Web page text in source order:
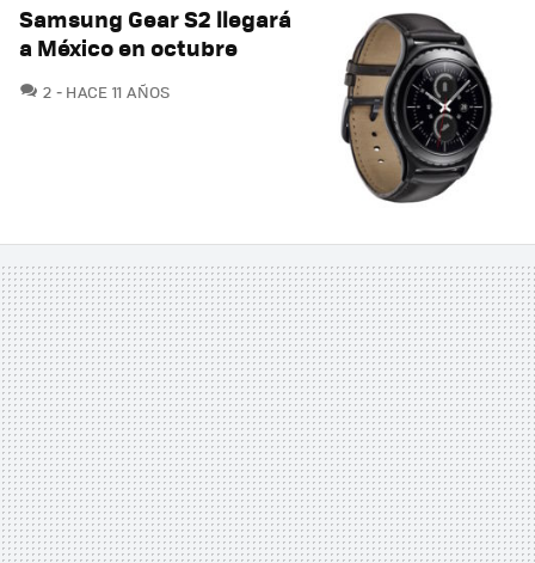
Samsung Gear S2 llegará
a México en octubre
2 COMENTARIOS
HACE 11 AÑOS